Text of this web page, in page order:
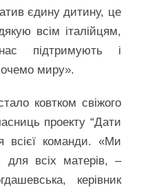
єдину дитину, це
всім італійцям,
підтримують і
миру».
ковтком свіжого
проекту “Дати
всієї команди. «Ми
для всіх матерів, –
керівник